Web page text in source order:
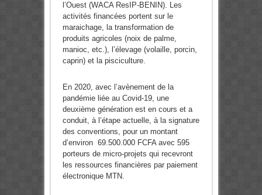
l’Ouest (WACA ResIP-BENIN). Les
activités financées portent sur le
maraichage, la transformation de
produits agricoles (noix de palme,
manioc, etc.), l’élevage (volaille, porcin,
caprin) et la pisciculture.
En 2020, avec l’avènement de la
pandémie liée au Covid-19, une
deuxième génération est en cours et a
conduit, à l’étape actuelle, à la signature
des conventions, pour un montant
d’environ 69.500.000 FCFA avec 595
porteurs de micro-projets qui recevront
les ressources financières par paiement
électronique MTN.